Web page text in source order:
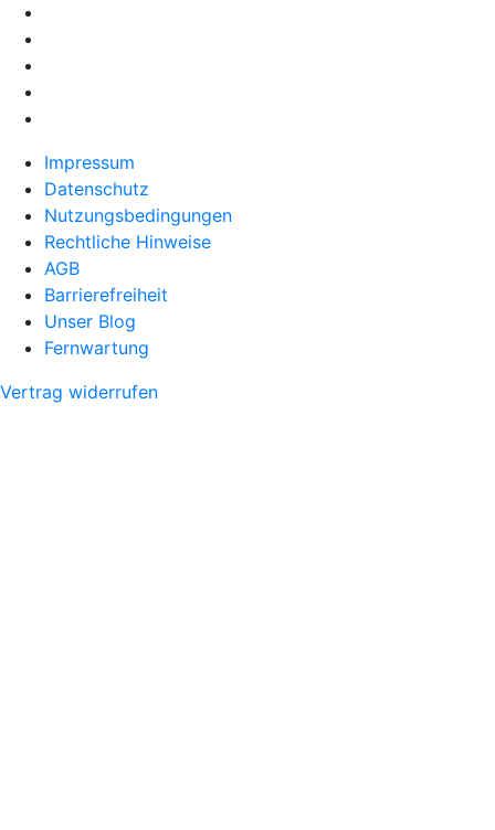
Impressum
Datenschutz
Nutzungsbedingungen
Rechtliche Hinweise
AGB
Barrierefreiheit
Unser Blog
Fernwartung
Vertrag widerrufen